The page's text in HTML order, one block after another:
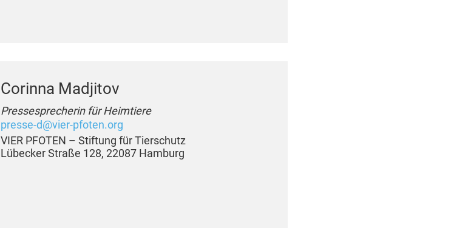
Corinna Madjitov
Pressesprecherin für Heimtiere
presse-d@vier-pfoten.org
VIER PFOTEN – Stiftung für Tierschutz
Lübecker Straße 128, 22087 Hamburg